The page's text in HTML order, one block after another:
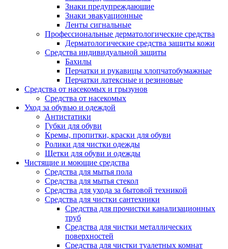
Знаки предупреждающие
Знаки эвакуационные
Ленты сигнальные
Профессиональные дерматологические средства
Дерматологические средства защиты кожи
Средства индивидуальной защиты
Бахилы
Перчатки и рукавицы хлопчатобумажные
Перчатки латексные и резиновые
Средства от насекомых и грызунов
Средства от насекомых
Уход за обувью и одеждой
Антистатики
Губки для обуви
Кремы, пропитки, краски для обуви
Ролики для чистки одежды
Щетки для обуви и одежды
Чистящие и моющие средства
Средства для мытья пола
Средства для мытья стекол
Средства для ухода за бытовой техникой
Средства для чистки сантехники
Средства для прочистки канализационных
труб
Средства для чистки металлических
поверхностей
Средства для чистки туалетных комнат